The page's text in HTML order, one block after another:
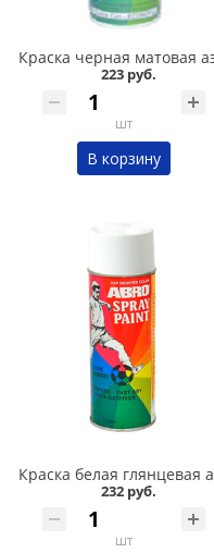
223 руб.
шт
В корзину
232 руб.
шт